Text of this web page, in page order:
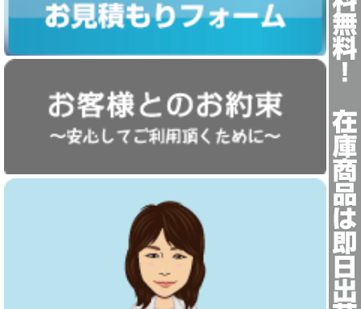
お客様とのお約束 ?安心してご利用頂くために?